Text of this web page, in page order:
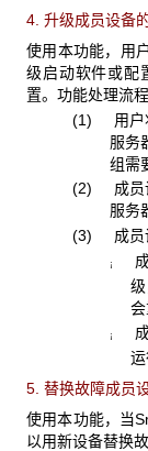
4. 升级成员设备
使用本功能，用
级启动软件或配
置。功能处理流程
(1) 用户
服务
组需
(2) 成员
服务
(3) 成员设
¡
成
会
¡
成
5. 替换故障成员
使用本功能，当
以用新设备替换